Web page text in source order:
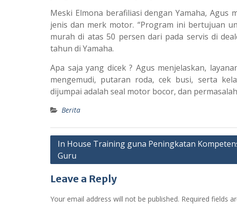
Meski Elmona berafiliasi dengan Yamaha,
jenis dan merk motor. “Program ini bertujuan
murah di atas 50 persen dari pada servis di
tahun di Yamaha.
Apa saja yang dicek ? Agus menjelaskan,
mengemudi, putaran roda, cek busi, serta
dijumpai adalah seal motor bocor, dan
Berita
Post
navigation
In House Training guna Peningkatan
Guru
Leave a Reply
Your email address will not be published. Required fields